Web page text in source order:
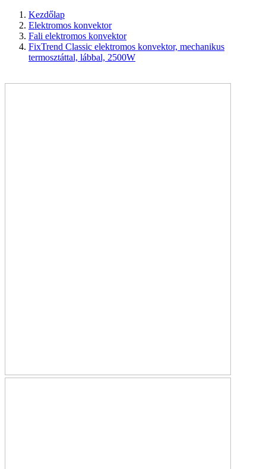
Kezdőlap
Elektromos konvektor
Fali elektromos konvektor
FixTrend Classic elektromos konvektor, mechanikus
termosztáttal, lábbal, 2500W